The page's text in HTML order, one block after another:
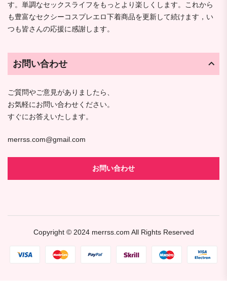
す。単調なセックスライフをもっとより楽しくします。これから
も豊富なセクシーコスプレエロ下着商品を更新して続けます，い
つも皆さんの応援に感謝します。
お問い合わせ
ご質問やご意見がありましたら、
お気軽にお問い合わせください。
すぐにお答えいたします。
merrss.com@gmail.com
お問い合わせ
Copyright © 2024 merrss.com All Rights Reserved